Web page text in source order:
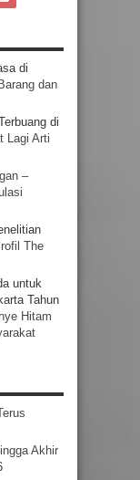
di
dan
di
Lagi Arti
–
The
untuk
Tahun
Hitam
Akhir